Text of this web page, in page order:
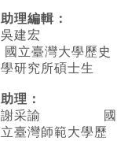
助理編輯：
吳建宏
國立臺灣大學歷史
學研究所碩士生
助理：
謝采諭
國
立臺灣師範大學歷